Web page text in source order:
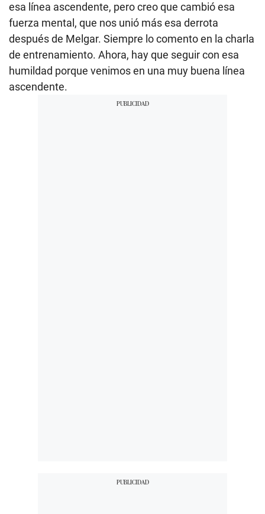
esa línea ascendente, pero creo que cambió esa
fuerza mental, que nos unió más esa derrota
después de Melgar. Siempre lo comento en la charla
de entrenamiento. Ahora, hay que seguir con esa
humildad porque venimos en una muy buena línea
ascendente.